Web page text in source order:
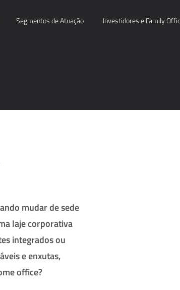
Segmentos de Atuação Investidores e Family
mudar de sede
laje corporativa
integrados ou
e enxutas,
office?